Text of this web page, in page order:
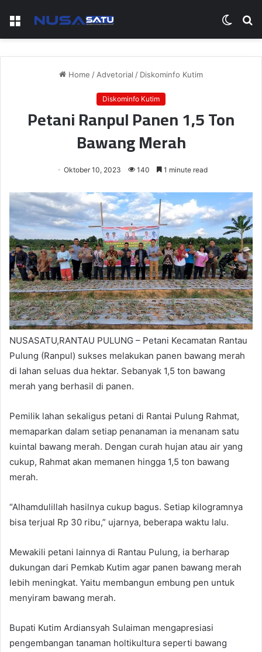
Menu
Switch
skin
Home /Advetorial / Diskominfo Kutim
Diskominfo Kutim
Petani Ranpul Panen 1,5 Ton
Bawang Merah
Oktober 10, 2023 140 1 minute read
NUSASATU,RANTAU PULUNG – Petani Kecamatan Rantau
Pulung (Ranpul) sukses melakukan panen bawang merah
di lahan seluas dua hektar. Sebanyak 1,5 ton bawang
merah yang berhasil di panen.
Pemilik lahan sekaligus petani di Rantai Pulung Rahmat,
memaparkan dalam setiap penanaman ia menanam satu
kuintal bawang merah. Dengan curah hujan atau air yang
cukup, Rahmat akan memanen hingga 1,5 ton bawang
merah.
“Alhamdulillah hasilnya cukup bagus. Setiap kilogramnya
bisa terjual Rp 30 ribu,” ujarnya, beberapa waktu lalu.
Mewakili petani lainnya di Rantau Pulung, ia berharap
dukungan dari Pemkab Kutim agar panen bawang merah
lebih meningkat. Yaitu membangun embung pen untuk
menyiram bawang merah.
Bupati Kutim Ardiansyah Sulaiman mengapresiasi
pengembangan tanaman holtikultura seperti bawang